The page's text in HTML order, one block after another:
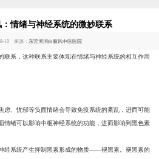
情绪与神经系统的微妙联系
10 来源： 东莞博润白癜风中医医院
联系，这种联系主要体现在情绪与神经系统的相互作用
虑、忧郁等负面情绪会导致免疫系统的紊乱，进而可能
情绪可以影响中枢神经系统的功能，进而影响到黑色素
经系统产生抑制黑素形成的物质——褪黑素。褪黑素的